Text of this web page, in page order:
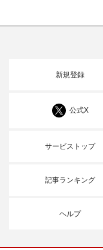
新規登録
公式X
サービストップ
記事ランキング
ヘルプ